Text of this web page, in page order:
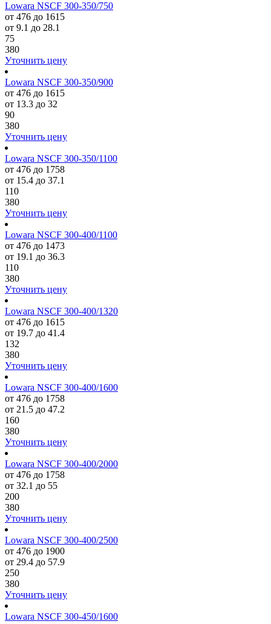
Lowara NSCF 300-350/750
от 476 до 1615
от 9.1 до 28.1
75
380
Уточнить цену
Lowara NSCF 300-350/900
от 476 до 1615
от 13.3 до 32
90
380
Уточнить цену
Lowara NSCF 300-350/1100
от 476 до 1758
от 15.4 до 37.1
110
380
Уточнить цену
Lowara NSCF 300-400/1100
от 476 до 1473
от 19.1 до 36.3
110
380
Уточнить цену
Lowara NSCF 300-400/1320
от 476 до 1615
от 19.7 до 41.4
132
380
Уточнить цену
Lowara NSCF 300-400/1600
от 476 до 1758
от 21.5 до 47.2
160
380
Уточнить цену
Lowara NSCF 300-400/2000
от 476 до 1758
от 32.1 до 55
200
380
Уточнить цену
Lowara NSCF 300-400/2500
от 476 до 1900
от 29.4 до 57.9
250
380
Уточнить цену
Lowara NSCF 300-450/1600